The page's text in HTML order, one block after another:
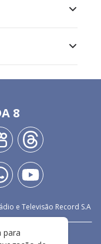
8
e Televisão Record S.A
para